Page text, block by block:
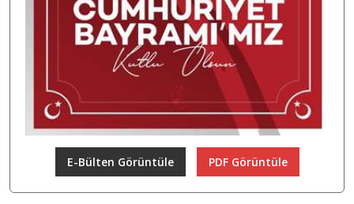
E-Bülten Görüntüle PDF Görüntüle